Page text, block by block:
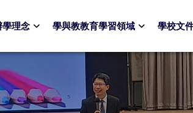
理念 學與教教育學習領域 學校文